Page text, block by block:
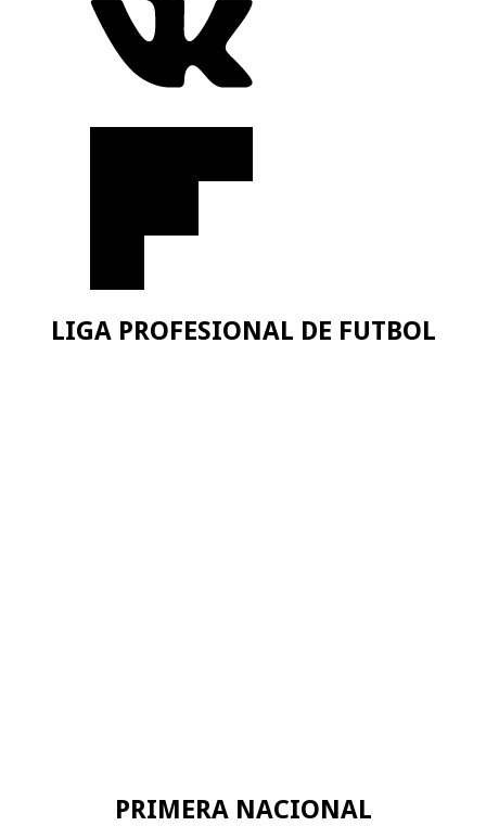
LIGA PROFESIONAL DE FUTBOL
PRIMERA NACIONAL